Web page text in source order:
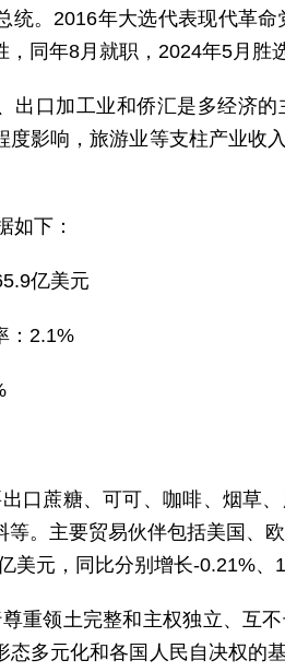
统。2016年大选代表现代革
同年8月就职，2024年5月胜
出口加工业和侨汇是多经济
度影响，旅游业等支柱产业收
如下：
亿美元
：2.1%
出口蔗糖、可可、咖啡、烟草
等。主要贸易伙伴包括美国、
美元，同比分别增长-0.21%、
尊重领土完整和主权独立、互
态多元化和各国人民自决权的